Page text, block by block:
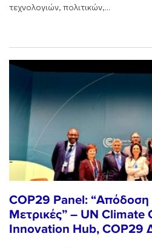
τεχνολογιών, πολιτικών,...
COP29 Panel: “Απόδοση
Μετρικές” – UN Climate
Innovation Hub, COP29